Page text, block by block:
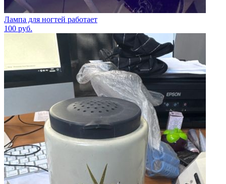
Лампа для ногтей работает
100 руб.